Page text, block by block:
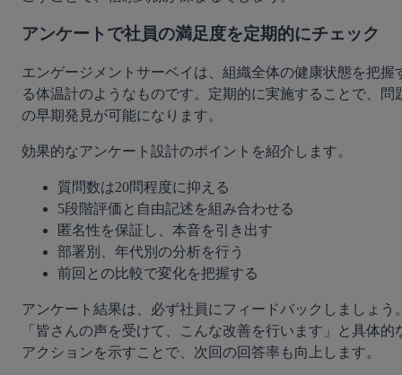
アンケートで社員の満足度を定期的にチェック
エンゲージメントサーベイは、組織全体の健康状態を把握
る体温計のようなものです。定期的に実施することで、問
の早期発見が可能になります。
効果的なアンケート設計のポイントを紹介します。
質問数は20問程度に抑える
5段階評価と自由記述を組み合わせる
匿名性を保証し、本音を引き出す
部署別、年代別の分析を行う
前回との比較で変化を把握する
アンケート結果は、必ず社員にフィードバックしましょう
「皆さんの声を受けて、こんな改善を行います」と具体的
アクションを示すことで、次回の回答率も向上します。